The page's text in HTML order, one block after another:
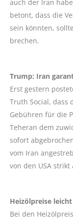
auch der Iran
betont, dass die
sein könnten,
brechen.
Trump: Iran
Erst gestern
Truth Social, dass
Gebühren für die
Teheran dem
sofort
vom Iran
von den USA
Heizölpreise
Bei den